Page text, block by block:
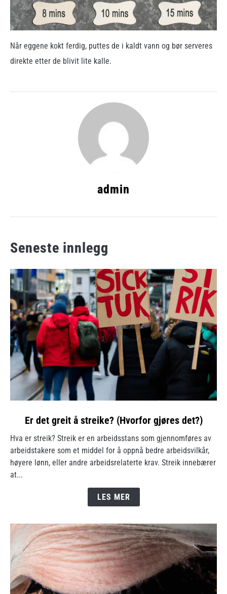
Når eggene kokt ferdig, puttes de i kaldt vann og bør serveres
direkte etter de blivit lite kalle.
admin
Seneste innlegg
Er
det
greit
å
det?)
Er det greit å streike? (Hvorfor gjøres det?)
Hva er streik? Streik er en arbeidsstans som gjennomføres av
arbeidstakere som et middel for å oppnå bedre arbeidsvilkår,
høyere lønn, eller andre arbeidsrelaterte krav. Streik innebærer
at...
LES MER